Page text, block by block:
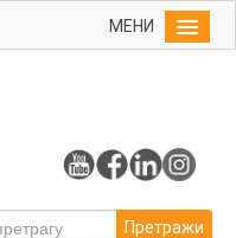
МЕНИ
Претражи